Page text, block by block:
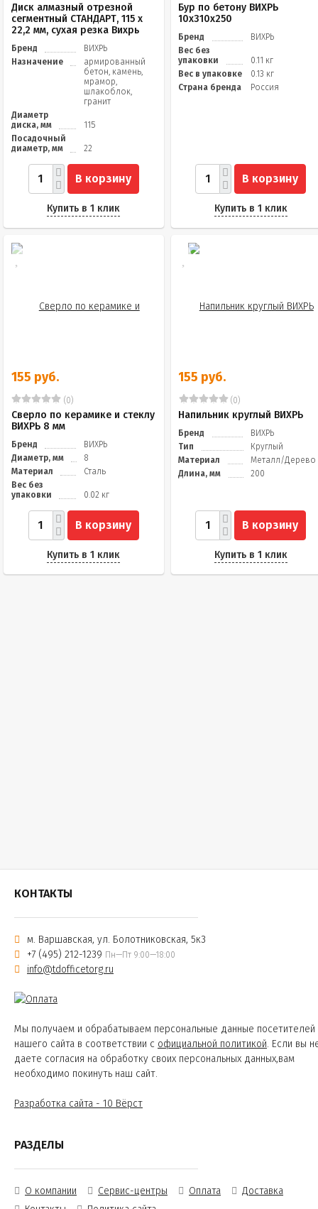
Диск алмазный отрезной
сегментный СТАНДАРТ, 115 х
22,2 мм, сухая резка Вихрь
Бренд
ВИХРЬ
Назначение
армированный
бетон, камень,
мрамор,
шлакоблок,
гранит
Диаметр
диска, мм
115
Посадочный
диаметр, мм
22
В корзину
Купить в 1 клик
Бур по бетону ВИХРЬ
10x310x250
Бренд
ВИХРЬ
Вес без
упаковки
0.11 кг
Вес в упаковке
0.13 кг
Страна бренда
Россия
В корзину
Купить в 1 клик
155 руб.
(0)
Сверло по керамике и стеклу
ВИХРЬ 8 мм
Бренд
ВИХРЬ
Диаметр, мм
8
Материал
Сталь
Вес без
упаковки
0.02 кг
В корзину
Купить в 1 клик
155 руб.
(0)
Напильник круглый ВИХРЬ
Бренд
ВИХРЬ
Тип
Круглый
Материал
Металл/Дерево
Длина, мм
200
В корзину
Купить в 1 клик
КОНТАКТЫ
м. Варшавская, ул. Болотниковская, 5к3
+7 (495) 212-1239 Пн—Пт 9:00—18:00
info@tdofficetorg.ru
Мы получаем и обрабатываем персональные данные посетителей
нашего сайта в соответствии с официальной политикой. Если вы
даете согласия на обработку своих персональных данных,вам
необходимо покинуть наш сайт.
Разработка сайта - 10 Вёрст
РАЗДЕЛЫ
О компании Сервис-центры Оплата
Доставка